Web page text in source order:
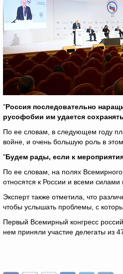
"Россия последовательно
русофобии им удается
По ее словам, в следующем году
войне, и очень большую роль в
"Будем рады, если к
По ее словам, на полях Всемирного
относятся к России и всеми
Эксперт также отметила, что
чтобы услышать проблемы, с
Первый Всемирный конгресс
нем приняли участие делегаты из